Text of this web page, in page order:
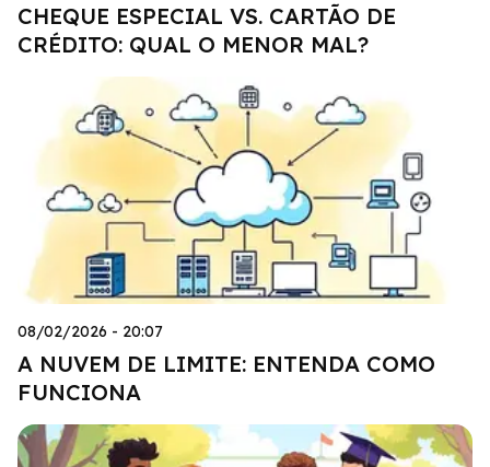
CHEQUE ESPECIAL VS. CARTÃO DE
CRÉDITO: QUAL O MENOR MAL?
08/02/2026 - 20:07
A NUVEM DE LIMITE: ENTENDA COMO
FUNCIONA